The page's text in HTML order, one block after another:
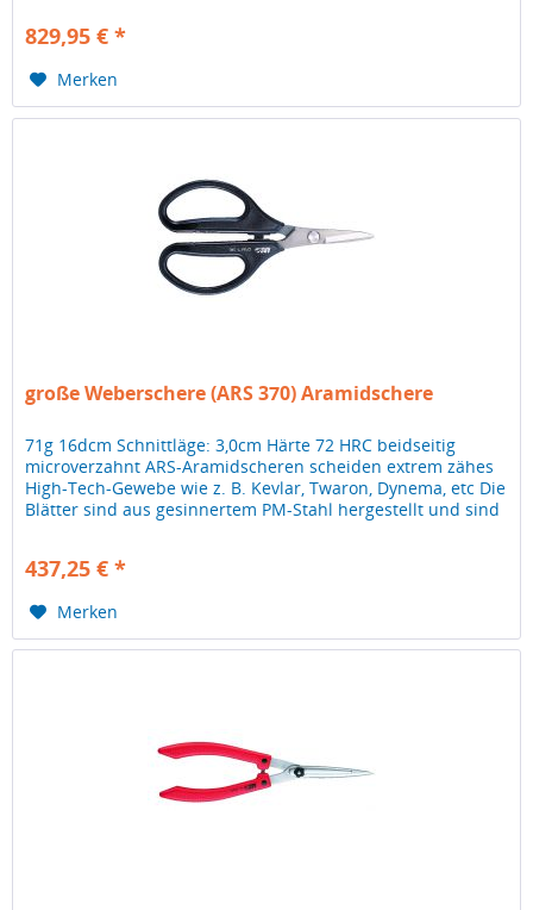
829,95 € *
Merken
große Weberschere (ARS 370) Aramidschere
71g 16dcm Schnittläge: 3,0cm Härte 72 HRC beidseitig
microverzahnt ARS-Aramidscheren scheiden extrem zähes
High-Tech-Gewebe wie z. B. Kevlar, Twaron, Dynema, etc Die
Blätter sind aus gesinnertem PM-Stahl hergestellt und sind
437,25 € *
Merken